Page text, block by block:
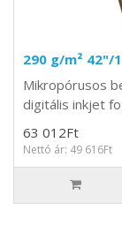
290 g/m² 42"/
Mikropórusos
digitális inkjet
63 012Ft
Nettó ár: 49 616Ft